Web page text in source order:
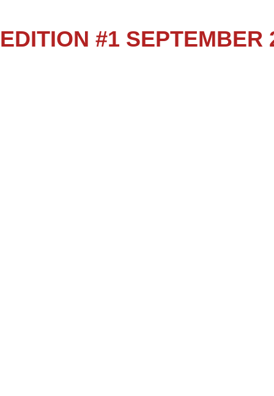
EDITION #1 SEPTEMBER